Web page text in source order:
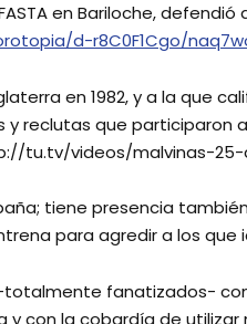
en Bariloche,
d-r8C0F1Cgo/
en 1982, y a la que
reclutas que participaron
tu.tv/videos/malvinas-
tiene presencia
para agredir a los
totalmente fanatizados-
con la cobardía de